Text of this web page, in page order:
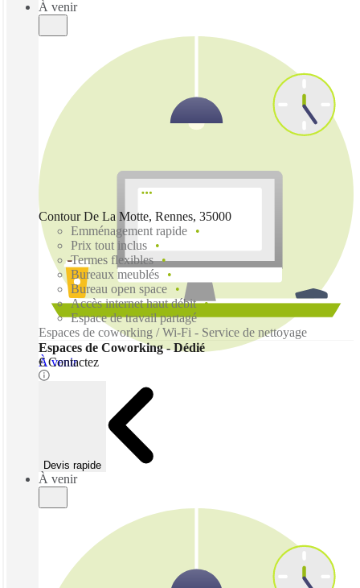
À venir
À venir
Contour De La Motte, Rennes, 35000
Emménagement rapide
Prix tout inclus
Termes flexibles
Bureaux meublés
Bureau open space
Accès internet haut débit
Espace de travail partagé
Espaces de coworking / Wi-Fi - Service de nettoyage
Espaces de Coworking - Dédié
€ Contactez
Devis rapide
À venir